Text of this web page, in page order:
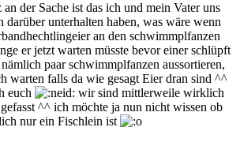
der Sache ist das ich und mein Vater uns
darüber unterhalten haben, was wäre wenn
an den schwimmplfanzen
er jetzt warten müsste bevor einer schlüpft
paar schwimmplfanzen aussortieren,
warten falls da wie gesagt Eier dran sind ^^
euch
wir sind mittlerweile wirklich
^^ ich möchte ja nun nicht wissen ob
nur ein Fischlein ist